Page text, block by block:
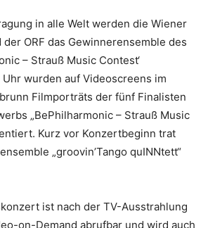
in alle Welt werden die Wiener
ORF das Gewinnerensemble des
– Strauß Music Contest‘
Uhr wurden auf Videoscreens im
Filmporträts der fünf Finalisten
„BePhilharmonic – Strauß Music
Kurz vor Konzertbeginn trat
„groovin’Tango quINNtett“
ist nach der TV-Ausstrahlung
on-Demand abrufbar und wird auch